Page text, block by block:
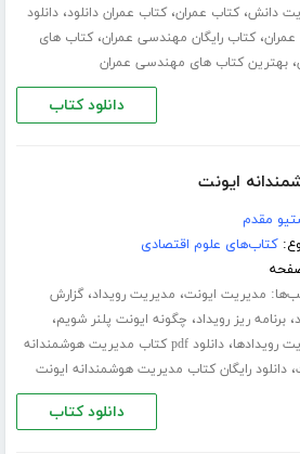
دانش،کتاب عمران،کتاب عمران دانلود،دانلود
،کتاب رایگان مهندسی عمران،کتاب های
،بهترین کتاب های مهندسی عمران
دانلود کتاب
ایونت
مقدم
کتاب‌های علوم اقتصادی
مدیریت ایونت، مدیریت رویداد،گزارش
،برنامه ریز رویداد، چگونه ایونت پلنر شویم،
رویدادها،
دانلود pdf کتاب مدیریت هوشمندانه
،دانلود رایگان کتاب مدیریت هوشمندانه ایونت
دانلود کتاب